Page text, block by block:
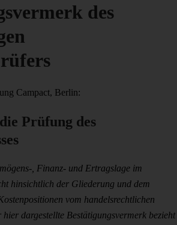
des
Campact, Berlin:
Prüfung des
, Finanz- und Ertragslage im
hinsichtlich der Gliederung und dem
vom handelsrechtlichen
dargestellte Bestätigungsvermerk bezieht